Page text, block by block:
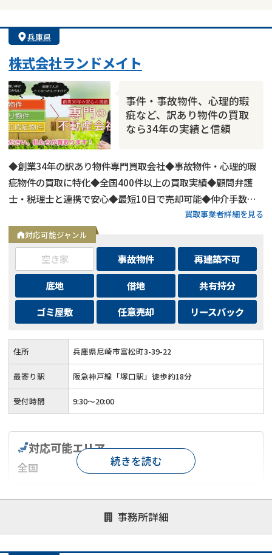
兵庫県
株式会社ランドメイト
事件・事故物件、心理的瑕
疵など、訳あり物件の買取
なら34年の実績と信頼
◆創業34年の訳あり物件専門買取会社◆事故物件・心理的瑕
疵物件の買取に特化◆全国400件以上の買取実績◆顧問弁護
士・税理士と連携で安心◆最短10日で売却可能◆仲介手数
料・諸費用も会社負担◆不要物撤去費用も無料◆リースバック
にも対応◆現地調査・査定は無料
買取事業者詳細を見る
対応可能ジャンル
空き家 事故物件
再建築不可
底地
借地
共有持分
ゴミ屋敷
任意売却 リースバック
住所 兵庫県尼崎市富松町3-39-22
最寄り駅 阪急神戸線「塚口駅」徒歩約18分
受付時間 9:30～20:00
事務所詳細
対応可能エリア
全国
対応が親身 オンライン面談可能
レスポンスが早い
1億円以上の買取可
続きを読む